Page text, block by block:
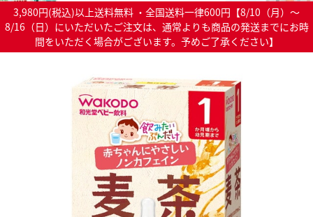
3,980円(税込)以上送料無料 ・全国送料一律600円【8/10（月）～
8/16（日）にいただいたご注文は、通常よりも商品の発送までにお時
間をいただく場合がございます。予めご了承ください】